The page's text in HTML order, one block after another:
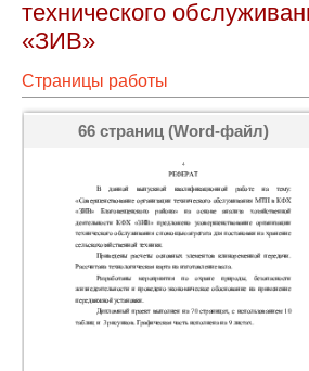
технического
«ЗИВ»
Страницы работы
66 страниц (Word-файл)